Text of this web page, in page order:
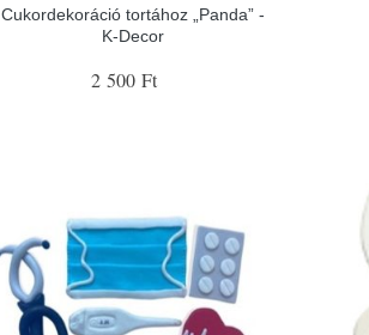
Cukordekoráció tortához „Panda” -
K-Decor
2 500 Ft